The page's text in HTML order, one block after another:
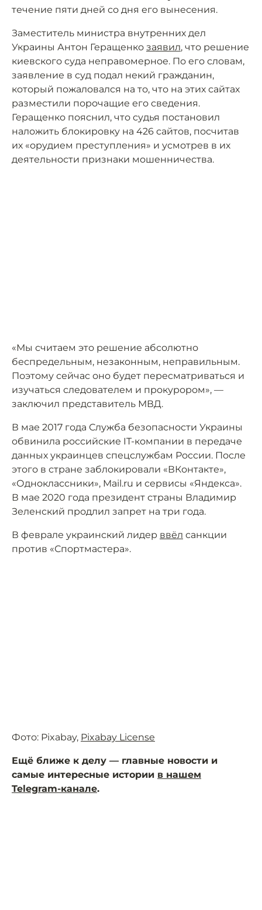
течение пяти дней со дня его вынесения.
Заместитель министра внутренних дел
Украины Антон Геращенко заявил, что решение
киевского суда неправомерное. По его словам,
заявление в суд подал некий гражданин,
который пожаловался на то, что на этих сайтах
разместили порочащие его сведения.
Геращенко пояснил, что судья постановил
наложить блокировку на 426 сайтов, посчитав
их «орудием преступления» и усмотрев в их
деятельности признаки мошенничества.
«Мы считаем это решение абсолютно
беспредельным, незаконным, неправильным.
Поэтому сейчас оно будет пересматриваться и
изучаться следователем и прокурором», —
заключил представитель МВД.
В мае 2017 года Служба безопасности Украины
обвинила российские IT-компании в передаче
данных украинцев спецслужбам России. После
этого в стране заблокировали «ВКонтакте»,
«Одноклассники», Mail.ru и сервисы «Яндекса».
В мае 2020 года президент страны Владимир
Зеленский продлил запрет на три года.
В феврале украинский лидер ввёл санкции
против «Спортмастера».
Фото: Pixabay, Pixabay License
Ещё ближе к делу — главные новости и
самые интересные истории в нашем
Telegram-канале.